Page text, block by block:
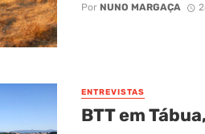
Por NUNO MARGAÇA
ENTREVISTAS
BTT em